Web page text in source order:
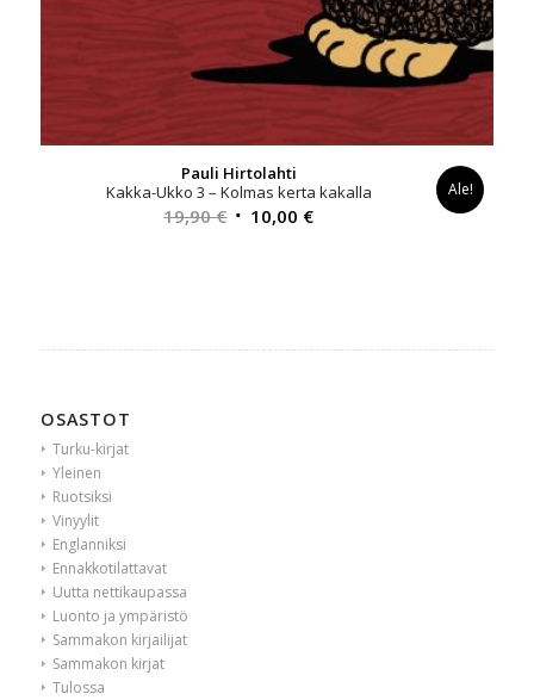
Pauli Hirtolahti
Kakka-Ukko 3 – Kolmas kerta kakalla
19,90€ Alkuperäinen
10,00 €Nykyinen
Ale!
OSASTOT
Turku-kirjat
Yleinen
Ruotsiksi
Vinyylit
Englanniksi
Ennakkotilattavat
Uutta nettikaupassa
Luonto ja ympäristö
Sammakon kirjailijat
Sammakon kirjat
Tulossa